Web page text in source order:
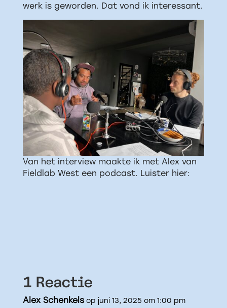
werk is geworden. Dat vond ik interessant.
Van het interview maakte ik met Alex van
Fieldlab West een podcast. Luister hier:
1 Reactie
Alex Schenkels op juni 13, 2025 om 1:00 pm